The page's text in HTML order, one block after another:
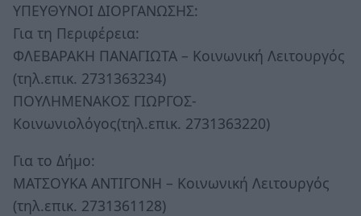
ΥΠΕΥΘΥΝΟΙ ΔΙΟΡΓΑΝΩΣΗΣ:
Για τη Περιφέρεια:
ΦΛΕΒΑΡΑΚΗ ΠΑΝΑΓΙΩΤΑ – Κοινωνική Λειτουργός
(τηλ.επικ. 2731363234)
ΠΟΥΛΗΜΕΝΑΚΟΣ ΓΙΩΡΓΟΣ-
Κοινωνιολόγος(τηλ.επικ. 2731363220)
Για το Δήμο:
ΜΑΤΣΟΥΚΑ ΑΝΤΙΓΟΝΗ – Κοινωνική Λειτουργός
(τηλ.επικ. 2731361128)